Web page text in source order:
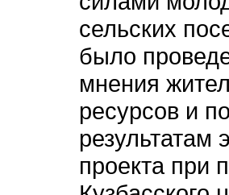
сельских
было
мнения
ресурсов и
результатам
проекта при